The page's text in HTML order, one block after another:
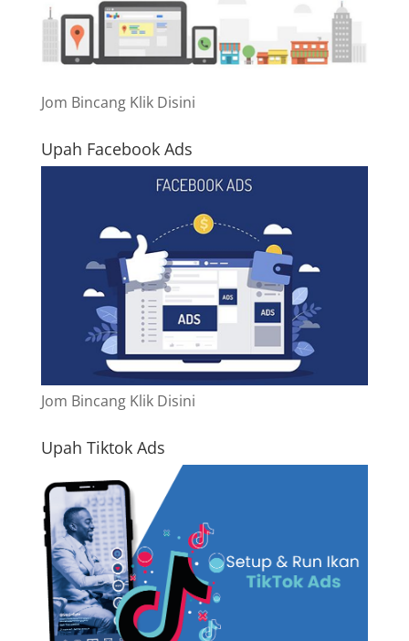
Jom Bincang Klik Disini
Upah Facebook Ads
Jom Bincang Klik Disini
Upah Tiktok Ads